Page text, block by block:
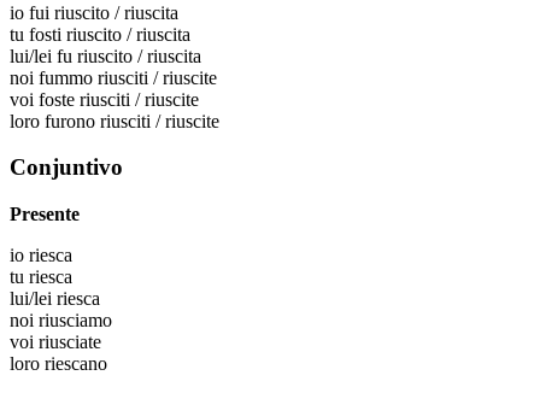
io fui riuscito / riuscita
tu fosti riuscito / riuscita
lui/lei fu riuscito / riuscita
noi fummo riusciti / riuscite
voi foste riusciti / riuscite
loro furono riusciti / riuscite
Conjuntivo
Presente
io riesca
tu riesca
lui/lei riesca
noi riusciamo
voi riusciate
loro riescano